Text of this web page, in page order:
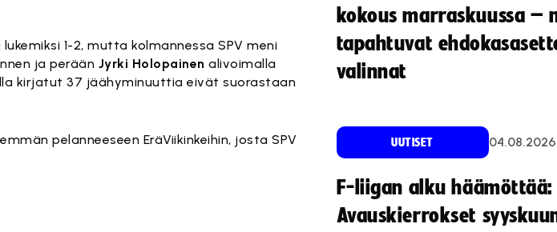
1-2, mutta kolmannessa SPV meni
ja perään Jyrki Holopainen alivoimalla
kirjatut 37 jäähyminuuttia eivät suorastaan
pelanneeseen EräViikinkeihin, josta SPV
kokous marraskuussa –
tapahtuvat
valinnat
UUTISET 04.08.2026
F-liigan alku häämöttää:
Avauskierrokset